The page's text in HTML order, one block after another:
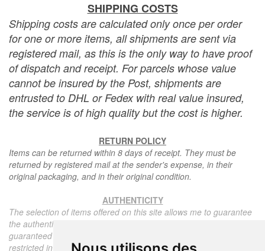
SHIPPING COSTS
Shipping costs are calculated only once per order
for one or more items, all shipments are sent via
registered mail, as this is the only way to have proof
of dispatch and receipt. For parcels whose value
cannot be insured by the Post, shipments are
entrusted to DHL or Fedex with real value insured,
the service is of high quality but the cost is higher.
RETURN POLICY
Items can be returned within 8 days of receipt. They must be
returned by registered mail at the sender's expense, in their
original packaging, and in their original condition.
AUTHENTICITY
The selection of items offered on this site allows me to guarantee
the authenticity of each piece described here, all items offered are
guaranteed to be period and authentic, unless otherwise noted or
restricted in the description.